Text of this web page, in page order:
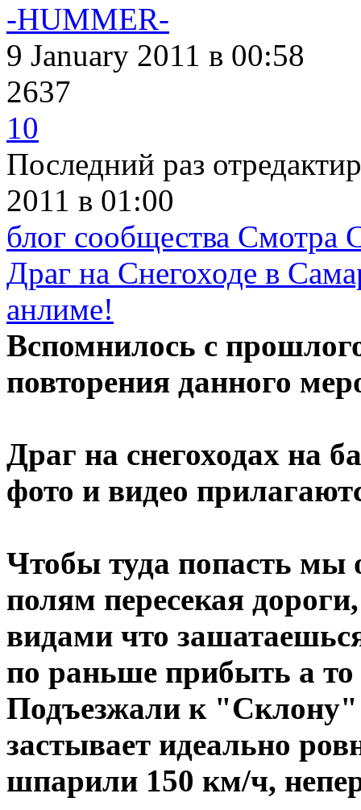
-HUMMER-
9 January 2011 в 00:58
2637
10
Последний раз
2011 в 01:00
блог сообщества Смотра
Драг на Снегоходе в
анлиме!
Вспомнилось с
повторения данного
Драг на снегоходах на
фото и видео
Чтобы туда попасть мы
полям пересекая
видами что
по раньше прибыть а
Подъезжали к "Склону"
застывает идеально
шпарили 150 км/ч,